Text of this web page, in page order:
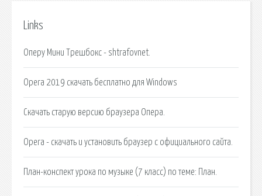
Links
Оперу Мини Трешбокс - shtrafovnet.
Opera 2019 скачать бесплатно для Windows
Скачать старую версию браузера Опера.
Opera - скачать и установить браузер с официального сайта.
План-конспект урока по музыке (7 класс) по теме: План.